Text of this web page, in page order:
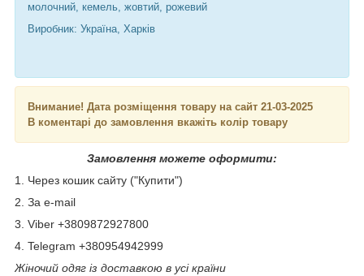
молочний, кемель, жовтий, рожевий
Виробник: Україна, Харків
Внимание! Дата розміщення товару на сайт 21-03-2025
В коментарі до замовлення вкажіть колір товару
Замовлення можете оформити:
1. Через кошик сайту ("Купити")
2. За e-mail
3. Viber +3809872927800
4. Telegram +380954942999
Жіночий одяг із доставкою в усі країни